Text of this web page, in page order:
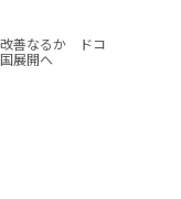
改善なるか ドコ
展開へ